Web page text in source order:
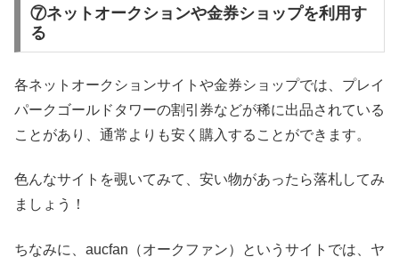
⑦ネットオークションや金券ショップを利用す
る
各ネットオークションサイトや金券ショップでは、プレイ
パークゴールドタワーの割引券などが稀に出品されている
ことがあり、通常よりも安く購入することができます。
色んなサイトを覗いてみて、安い物があったら落札してみ
ましょう！
ちなみに、aucfan（オークファン）というサイトでは、ヤ